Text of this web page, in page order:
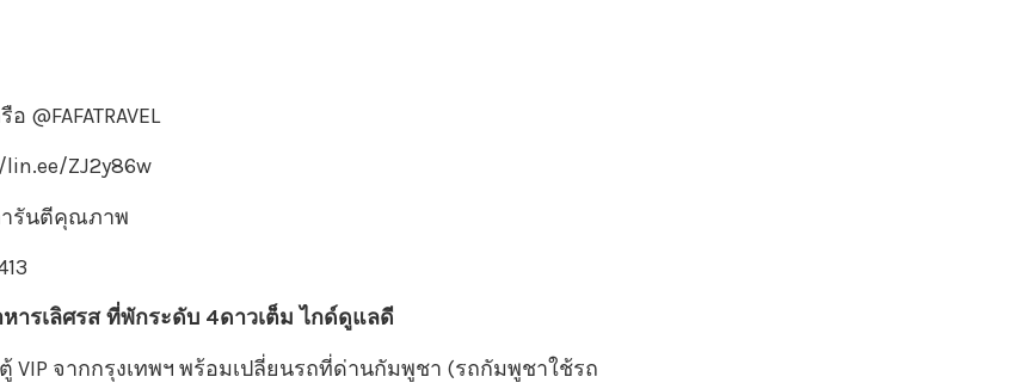
อ @FAFATRAVEL
ZJ2y86w
ารันตีคุณภาพ
ารเลิศรส ที่พักระดับ 4ดาวเต็ม ไกด์ดูแลดี
VIP จากกรุงเทพฯ พร้อมเปลี่ยนรถที่ด่านกัมพูชา (รถกัมพูชาใช้รถ